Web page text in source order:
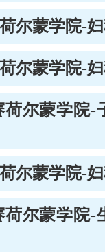
尔蒙学院-
尔蒙学院-
荷尔蒙学院-
尔蒙学院-
荷尔蒙学院-